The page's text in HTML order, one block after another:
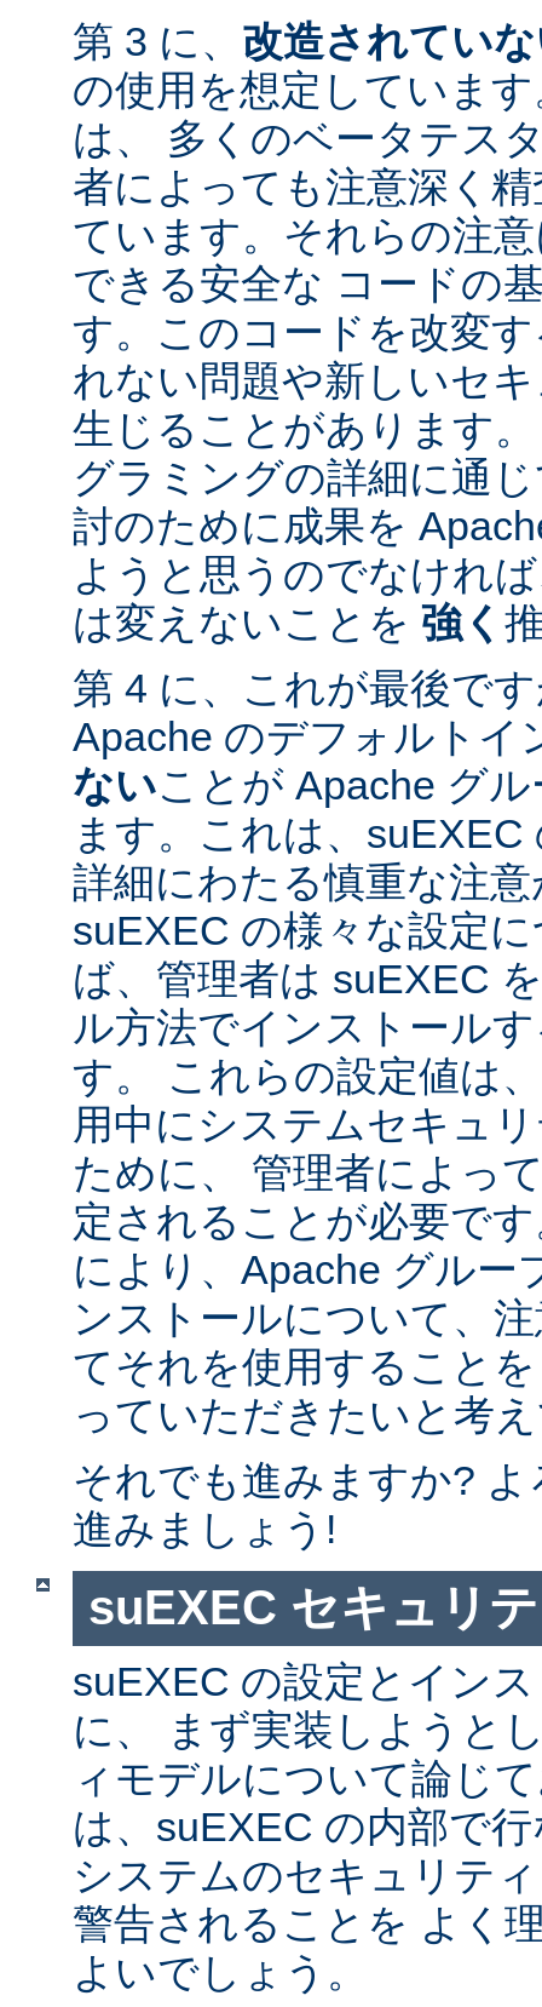
第 3 に、 改造されてい
の使用を想定していま
は、 多くのベータテス
者によっても注意深く
ています。それらの注
できる安全な コードの
す。このコードを改変
れない問題や新しいセ
生じることがあります
グラミングの詳細に通
討のために成果を
ようと思うのでなけれ
は変えないことを 強く
第 4 に、これが最後で
Apache のデフォルトイ
ないことが Apache グ
ます。これは、
詳細にわたる慎重な注
suEXEC の様々な設定
ば、管理者は suEXEC
ル方法でインストール
す。 これらの設定値は
用中にシステムセキュ
ために、 管理者によっ
定されることが必要で
により、Apache グルー
ンストールについて、
てそれを使用すること
っていただきたいと考
それでも進みますか?
進みましょう!
suEXEC セキュリ
suEXEC の設定とイン
に、 まず実装しようと
ィモデルについて論じ
は、suEXEC の内部で
システムのセキュリテ
警告されることを よく
よいでしょう。